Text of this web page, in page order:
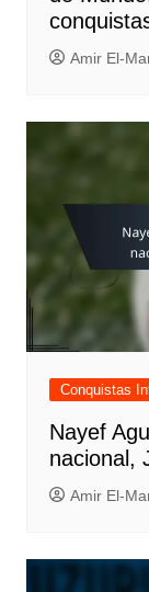
Amir El-
Conquistas
Nayef
nacional,
Amir El-